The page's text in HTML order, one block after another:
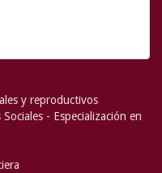
y reproductivos
- Especialización en